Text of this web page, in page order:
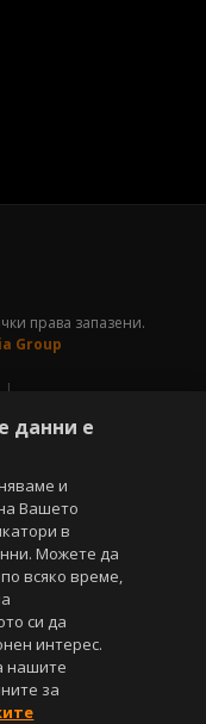
права запазени.
Group
използвани в него, са
сродните му права.
текстови, графични и
на Агенция
Допуска се
писмено съгласие на
добавяне на линк към
видео материали,
ще бъдат
данни е
и
Вашето
в
Можете да
всяко време,
си да
интерес.
нашите
за